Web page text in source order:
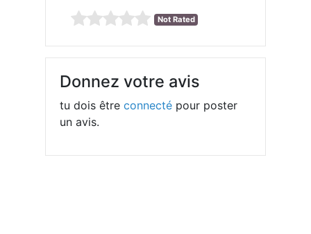
Not Rated
Donnez votre avis
tu dois êtreconnecté pour poster
un avis.